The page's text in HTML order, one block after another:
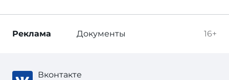
16+
Реклама Документы
Вконтакте